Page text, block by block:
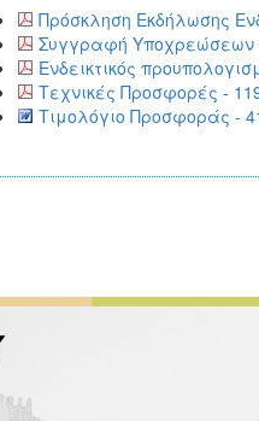
Πρόσκληση Εκδήλωσης
Συγγραφή Υποχρεώσεων
Ενδεικτικός
Τεχνικές Προσφορές -
Τιμολόγιο Προσφοράς -